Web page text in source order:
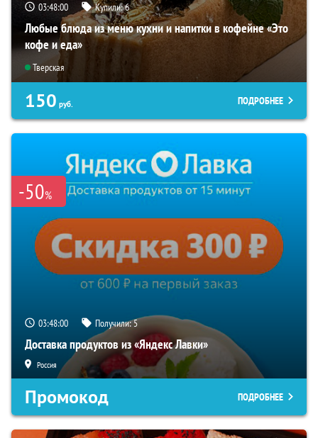
03:47:59 Купили:6
Любые блюда из меню кухни и напитки в кофейне «Это
кофе и еда»
Тверская
150 руб. ПОДРОБНЕЕ
-50%
03:47:59 Получили:5
Доставка продуктов из «Яндекс Лавки»
Россия
Промокод ПОДРОБНЕЕ